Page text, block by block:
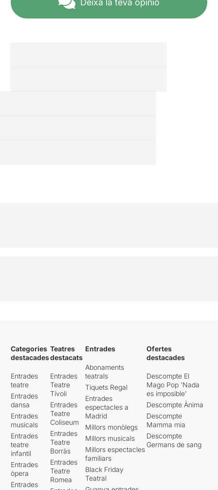
Deixa la teva opinió
Categories
destacades
Entrades
teatre
Entrades
dansa
Entrades
musicals
Entrades
teatre
infantil
Entrades
òpera
Entrades
Teatres
destacats
Entrades
Teatre
Tívoli
Entrades
Teatre
Coliseum
Entrades
Teatre
Borràs
Entrades
Teatre
Romea
Entrades
Abonaments
teatrals
Tiquets Regal
Entrades
espectacles a
Madrid
Millors monòlegs
Millors musicals
Millors espectacles
familiars
Black Friday
Teatral
Ofertes
destacades
Descompte El
Mago Pop 'Nada
es imposible'
Descompte Ànima
Descompte
Mamma mia
Descompte
Germans de sang